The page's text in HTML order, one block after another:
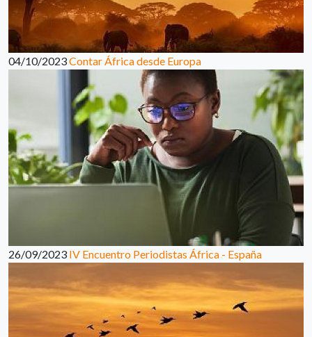
04/10/2023Contar África desde Europa
26/09/2023 IV Encuentro Periodistas África - España